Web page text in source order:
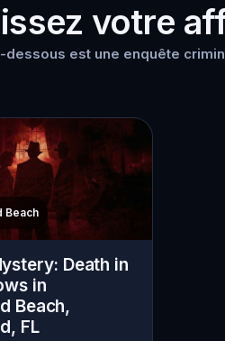
votre
dessous est une enquête
Beach
Death in
in
Beach,
FL